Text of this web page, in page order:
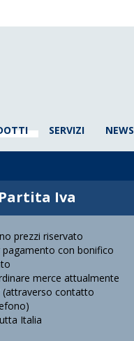
SERVIZI NEWS
Partita Iva
prezzi riservato
pagamento con bonifico
merce attualmente
(attraverso contatto
Italia